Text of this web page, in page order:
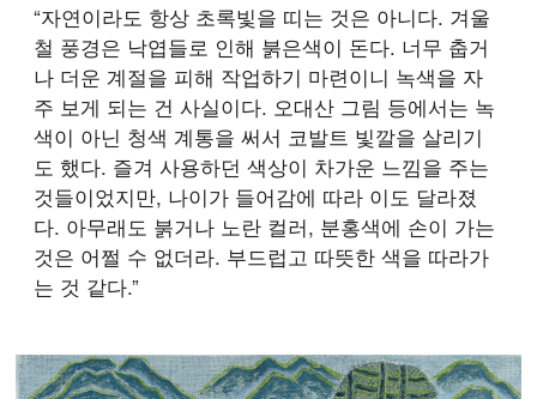
“자연이라도 항상 초록빛을 띠는 것은 아니다. 겨울
철 풍경은 낙엽들로 인해 붉은색이 돈다. 너무 춥거
나 더운 계절을 피해 작업하기 마련이니 녹색을 자
주 보게 되는 건 사실이다. 오대산 그림 등에서는 녹
색이 아닌 청색 계통을 써서 코발트 빛깔을 살리기
도 했다. 즐겨 사용하던 색상이 차가운 느낌을 주는
것들이었지만, 나이가 들어감에 따라 이도 달라졌
다. 아무래도 붉거나 노란 컬러, 분홍색에 손이 가는
것은 어쩔 수 없더라. 부드럽고 따뜻한 색을 따라가
는 것 같다.”